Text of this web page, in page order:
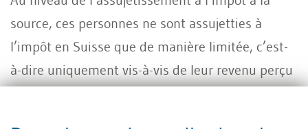
source, ces personnes ne sont assujetties à
l’impôt en Suisse que de manière limitée, c’est-
à-dire uniquement vis-à-vis de leur revenu perçu